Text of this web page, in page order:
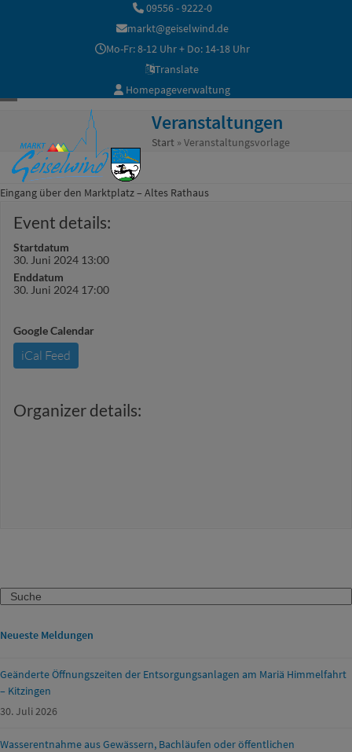
09556 - 9222-0
markt@geiselwind.de
Mo-Fr: 8-12 Uhr + Do: 14-18 Uhr
Translate
Homepageverwaltung
mobile
menu
mobile
menu
Veranstaltungen
Start»Veranstaltungsvorlage
Eingang über den Marktplatz – Altes Rathaus
Event details:
Startdatum
30. Juni 2024 13:00
Enddatum
30. Juni 2024 17:00
Google Calendar
iCal Feed
Organizer details:
Search
Neueste Meldungen
Geänderte Öffnungszeiten der Entsorgungsanlagen am Mariä Himmelfahrt
– Kitzingen
30. Juli 2026
Wasserentnahme aus Gewässern, Bachläufen oder öffentlichen